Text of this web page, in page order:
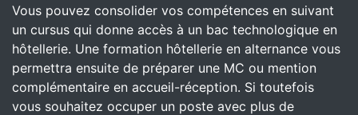
Vous pouvez consolider vos compétences en suivant
un cursus qui donne accès à un bac technologique en
hôtellerie. Une formation hôtellerie en alternance vous
permettra ensuite de préparer une MC ou mention
complémentaire en accueil-réception. Si toutefois
vous souhaitez occuper un poste avec plus de